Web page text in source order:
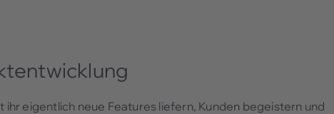
ihr eigentlich neue Features liefern, Kunden begeistern und